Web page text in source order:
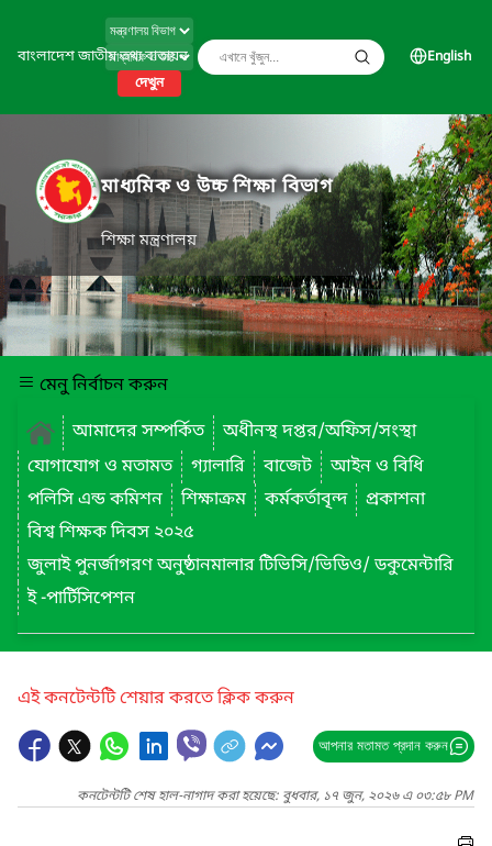
বাংলাদেশ জাতীয় তথ্য বাতায়ন
দেখুন
English
মাধ্যমিক ও উচ্চ শিক্ষা বিভাগ
শিক্ষা মন্ত্রণালয়
মেনু নির্বাচন করুন
আমাদের সম্পর্কিত
অধীনস্থ দপ্তর/অফিস/সংস্থা
যোগাযোগ ও মতামত
গ্যালারি বাজেট
আইন ও বিধি
পলিসি এন্ড কমিশন
শিক্ষাক্রম কর্মকর্তাবৃন্দ
প্রকাশনা
বিশ্ব শিক্ষক দিবস ২০২৫
জুলাই পুনর্জাগরণ অনুষ্ঠানমালার টিভিসি/ভিডিও/ ডকুমেন্টারি
ই -পার্টিসিপেশন
এই কনটেন্টটি শেয়ার করতে ক্লিক করুন
আপনার মতামত প্রদান করুন
কনটেন্টটি শেষ হাল-নাগাদ করা হয়েছে: বুধবার, ১৭ জুন, ২০২৬ এ ০৩:৫৮ PM